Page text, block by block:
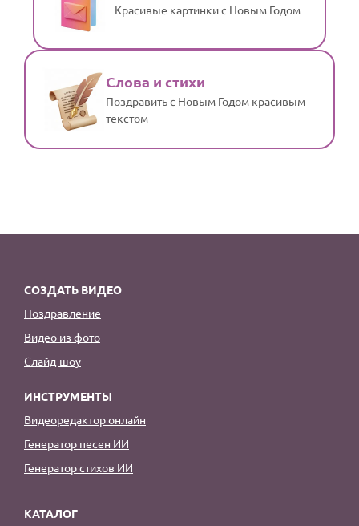
Красивые картинки с Новым Годом
Слова и стихи
Поздравить с Новым Годом красивым
текстом
СОЗДАТЬ ВИДЕО
Поздравление
Видео из фото
Слайд-шоу
ИНСТРУМЕНТЫ
Видеоредактор онлайн
Генератор песен ИИ
Генератор стихов ИИ
КАТАЛОГ